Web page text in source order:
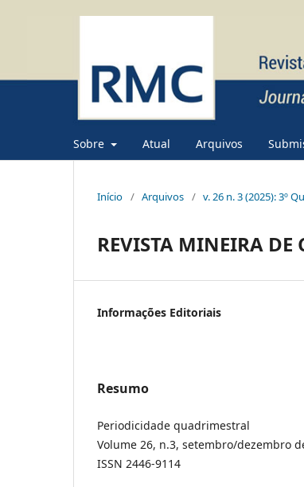
Sobre Atual Arquivos
Início / Arquivos / v. 26 n. 3 (2025): 3º
REVISTA MINEIRA
Informações Editoriais
Resumo
Periodicidade quadrimestral
Volume 26, n.3, setembro/dezembro
ISSN 2446-9114